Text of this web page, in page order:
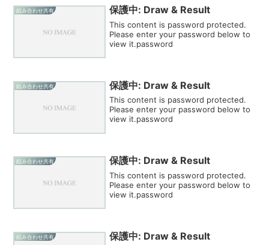
組み合わせ共有 保護中: Draw & Result
This content is password protected.
Please enter your password below to
view it.password
組み合わせ共有 保護中: Draw & Result
This content is password protected.
Please enter your password below to
view it.password
組み合わせ共有 保護中: Draw & Result
This content is password protected.
Please enter your password below to
view it.password
組み合わせ共有 保護中: Draw & Result